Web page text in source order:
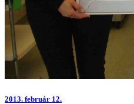
2013. február 12.